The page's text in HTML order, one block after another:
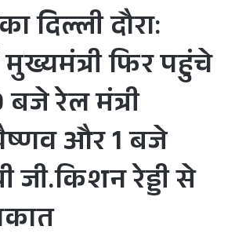
दिल्ली दौरा:
फिर पहुंचे
बजे रेल मंत्री
और 1 बजे
जी.किशन रेड्डी से